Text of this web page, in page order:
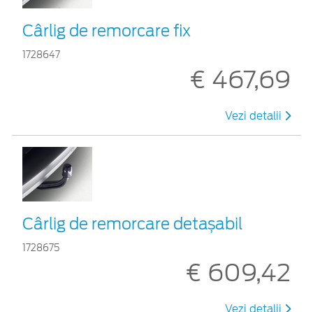
Cârlig de remorcare fix
1728647
€ 467,69
Vezi detalii
Cârlig de remorcare detașabil
1728675
€ 609,42
Vezi detalii